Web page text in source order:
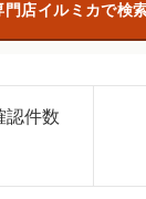
店イルミカで検
認件数